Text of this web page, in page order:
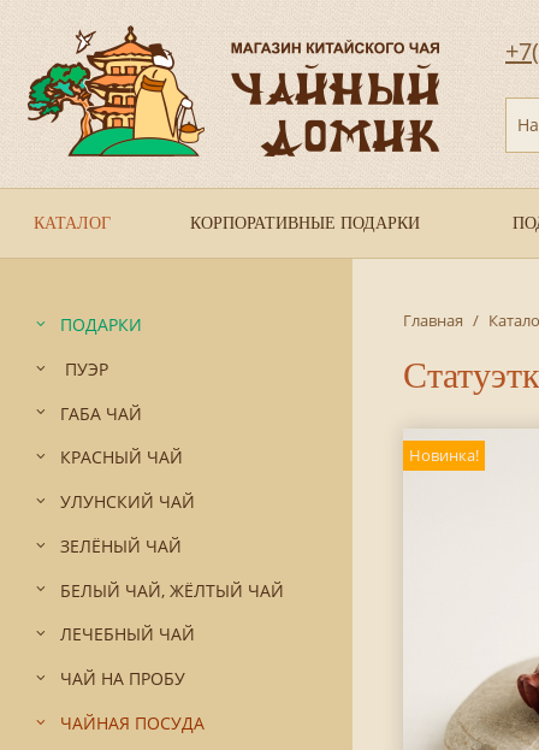
КАТАЛОГ КОРПОРАТИВНЫЕ ПОДАРКИ
ПОДАРКИ
ПУЭР
ГАБА ЧАЙ
КРАСНЫЙ ЧАЙ
УЛУНСКИЙ ЧАЙ
ЗЕЛЁНЫЙ ЧАЙ
БЕЛЫЙ ЧАЙ, ЖЁЛТЫЙ ЧАЙ
ЛЕЧЕБНЫЙ ЧАЙ
ЧАЙ НА ПРОБУ
ЧАЙНАЯ ПОСУДА
Главная /
Новинка!